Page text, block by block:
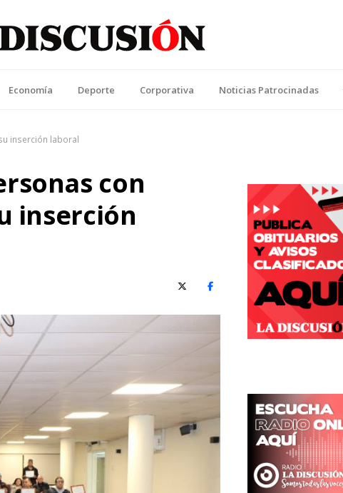
Economía Deporte Corporativa Noticias Patrocinadas
inserción laboral
con
inserción
X (Twitter)Facebook